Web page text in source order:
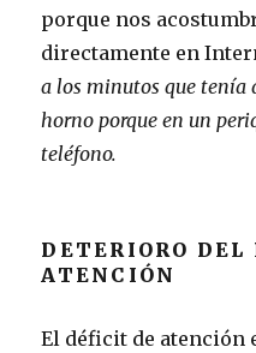
porque nos
directamente en
a los minutos que tenía
horno porque en un
teléfono.
DETERIORO DEL
ATENCIÓN
El déficit de atención